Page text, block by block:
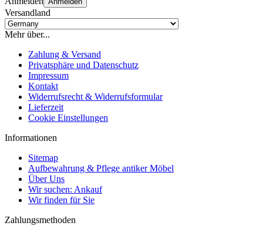
Versandland
Mehr über...
Zahlung & Versand
Privatsphäre und Datenschutz
Impressum
Kontakt
Widerrufsrecht & Widerrufsformular
Lieferzeit
Cookie Einstellungen
Informationen
Sitemap
Aufbewahrung & Pflege antiker Möbel
Über Uns
Wir suchen: Ankauf
Wir finden für Sie
Zahlungsmethoden